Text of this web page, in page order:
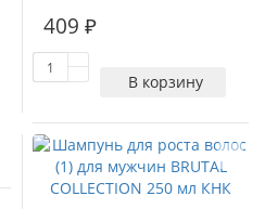
409 ₽
В корзину